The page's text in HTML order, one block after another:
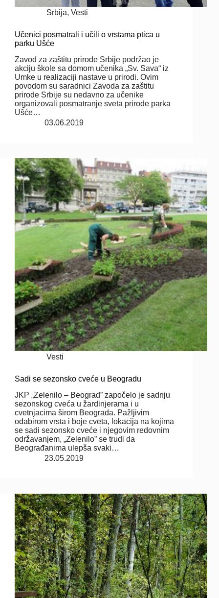
Srbija,Vesti
Učenici posmatrali i učili o vrstama ptica u
parku Ušće
Zavod za zaštitu prirode Srbije podržao je
akciju škole sa domom učenika „Sv. Sava“ iz
Umke u realizaciji nastave u prirodi. Ovim
povodom su saradnici Zavoda za zaštitu
prirode Srbije su nedavno za učenike
organizovali posmatranje sveta prirode parka
Ušće…
03.06.2019
Vesti
Sadi se sezonsko cveće u Beogradu
JKP „Zelenilo – Beograd” započelo je sadnju
sezonskog cveća u žardinjerama i u
cvetnjacima širom Beograda. Pažljivim
odabirom vrsta i boje cveta, lokacija na kojima
se sadi sezonsko cveće i njegovim redovnim
održavanjem, „Zelenilo” se trudi da
Beograđanima ulepša svaki…
23.05.2019